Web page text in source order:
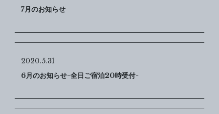
7月のお知らせ
2020.5.31
6月のお知らせ-全日ご宿泊20時受付-